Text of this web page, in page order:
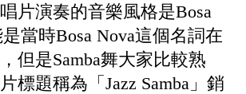
片演奏的音樂風格是Bosa
當時Bosa Nova這個名詞在
但是Samba舞大家比較熟
標題稱為「Jazz Samba」銷